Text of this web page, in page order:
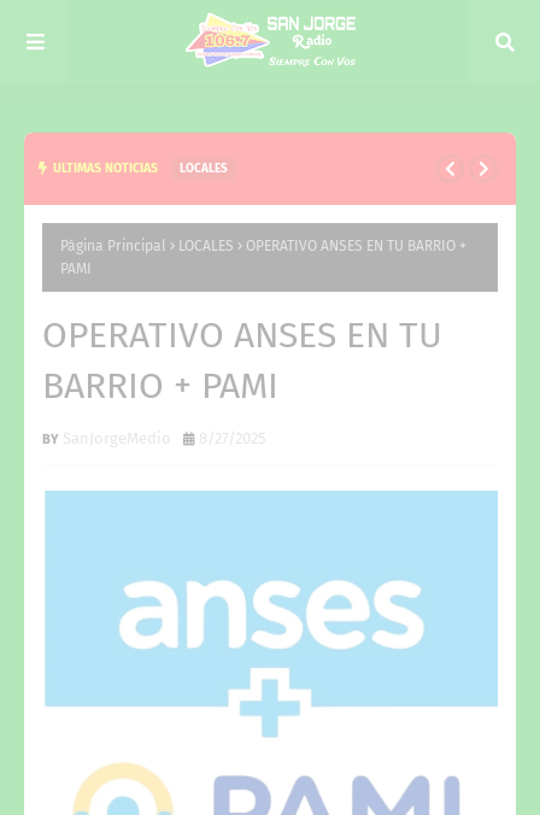
ULTIMAS NOTICIAS LOCALES
Página Principal LOCALES
OPERATIVO ANSES EN TU BARRIO +
PAMI
OPERATIVO ANSES EN TU
BARRIO + PAMI
SanJorgeMedio 8/27/2025